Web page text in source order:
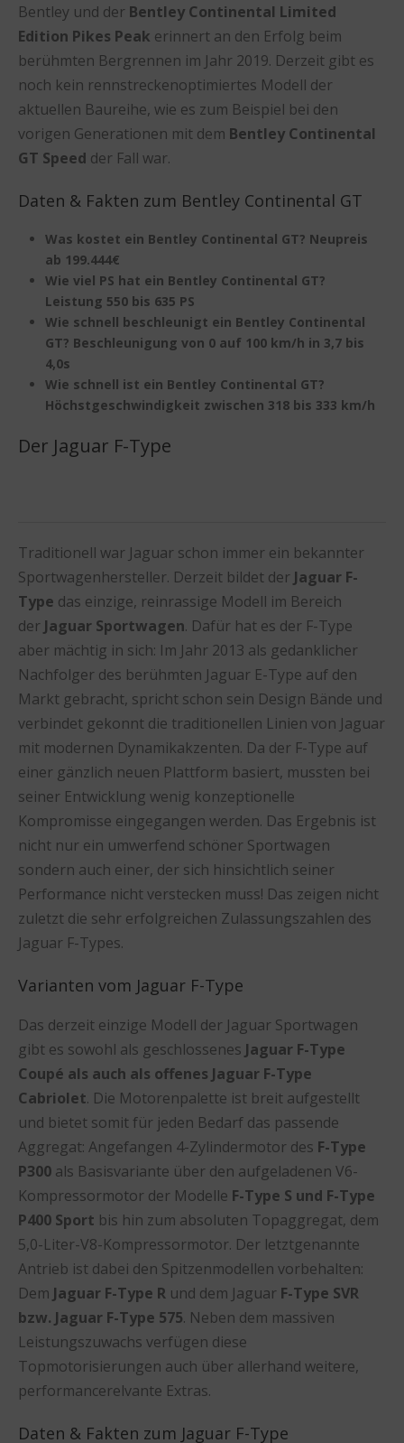
Bentley und der Bentley Continental Limited
Edition Pikes Peak erinnert an den Erfolg beim
berühmten Bergrennen im Jahr 2019. Derzeit gibt es
noch kein rennstreckenoptimiertes Modell der
aktuellen Baureihe, wie es zum Beispiel bei den
vorigen Generationen mit dem Bentley Continental
GT Speed der Fall war.
Daten & Fakten zum Bentley Continental GT
Was kostet ein Bentley Continental GT? Neupreis
ab 199.444€
Wie viel PS hat ein Bentley Continental GT?
Leistung 550 bis 635 PS
Wie schnell beschleunigt ein Bentley Continental
GT? Beschleunigung von 0 auf 100 km/h in 3,7 bis
4,0s
Wie schnell ist ein Bentley Continental GT?
Höchstgeschwindigkeit zwischen 318 bis 333 km/h
Der Jaguar F-Type
Traditionell war Jaguar schon immer ein bekannter
Sportwagenhersteller. Derzeit bildet der Jaguar F-
Type das einzige, reinrassige Modell im Bereich
der Jaguar Sportwagen. Dafür hat es der F-Type
aber mächtig in sich: Im Jahr 2013 als gedanklicher
Nachfolger des berühmten Jaguar E-Type auf den
Markt gebracht, spricht schon sein Design Bände und
verbindet gekonnt die traditionellen Linien von Jaguar
mit modernen Dynamikakzenten. Da der F-Type auf
einer gänzlich neuen Plattform basiert, mussten bei
seiner Entwicklung wenig konzeptionelle
Kompromisse eingegangen werden. Das Ergebnis ist
nicht nur ein umwerfend schöner Sportwagen
sondern auch einer, der sich hinsichtlich seiner
Performance nicht verstecken muss! Das zeigen nicht
zuletzt die sehr erfolgreichen Zulassungszahlen des
Jaguar F-Types.
Varianten vom Jaguar F-Type
Das derzeit einzige Modell der Jaguar Sportwagen
gibt es sowohl als geschlossenes Jaguar F-Type
Coupé als auch als offenes Jaguar F-Type
Cabriolet. Die Motorenpalette ist breit aufgestellt
und bietet somit für jeden Bedarf das passende
Aggregat: Angefangen 4-Zylindermotor des F-Type
P300 als Basisvariante über den aufgeladenen V6-
Kompressormotor der Modelle F-Type S und F-Type
P400 Sport bis hin zum absoluten Topaggregat, dem
5,0-Liter-V8-Kompressormotor. Der letztgenannte
Antrieb ist dabei den Spitzenmodellen vorbehalten:
Dem Jaguar F-Type R und dem Jaguar F-Type SVR
bzw. Jaguar F-Type 575. Neben dem massiven
Leistungszuwachs verfügen diese
Topmotorisierungen auch über allerhand weitere,
performancerelvante Extras.
Daten & Fakten zum Jaguar F-Type